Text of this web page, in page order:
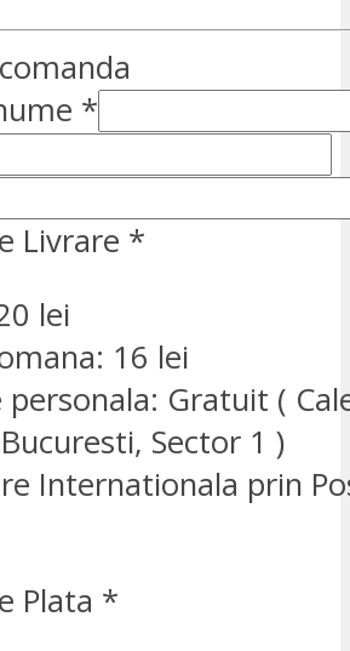
*
Livrare *
lei
16 lei
personala: Gratuit (
Sector 1 )
Internationala prin
Plata *